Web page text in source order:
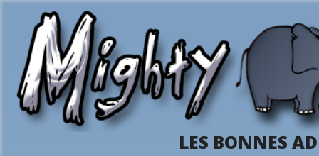
LES BONNES